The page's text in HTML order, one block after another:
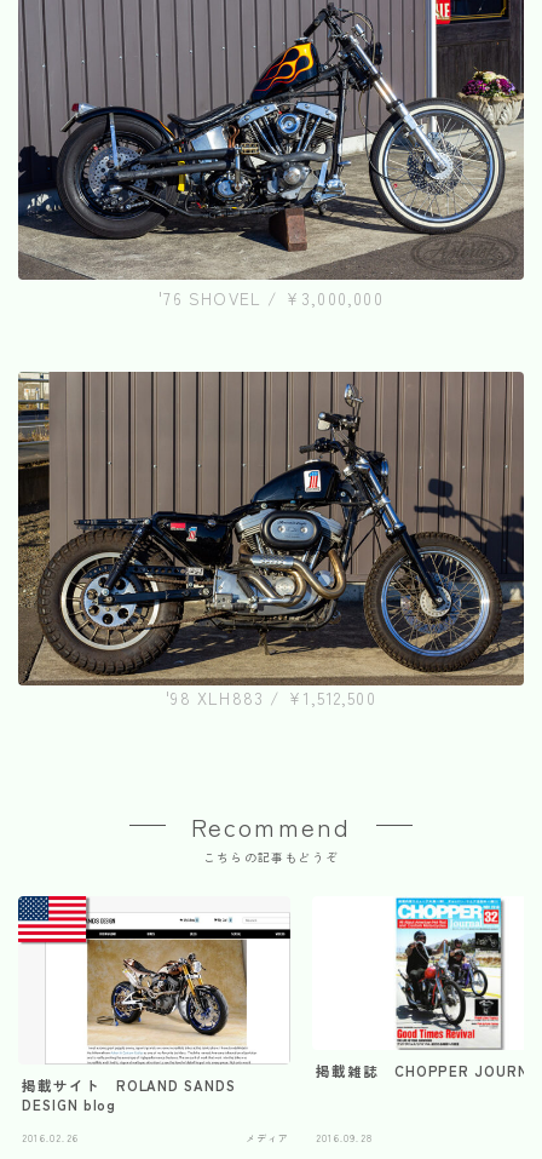
'76 SHOVEL / ¥3,000,000
'98 XLH883 / ¥1,512,500
Recommend
こちらの記事もどうぞ
掲載サイト ROLAND SANDS
DESIGN blog
2016.02.26 メディア
掲載雑誌 CHOPPER
2016.09.28